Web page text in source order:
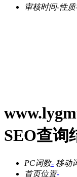
审核时间-性质
SEO查询
PC词数- 移动
首页位置-